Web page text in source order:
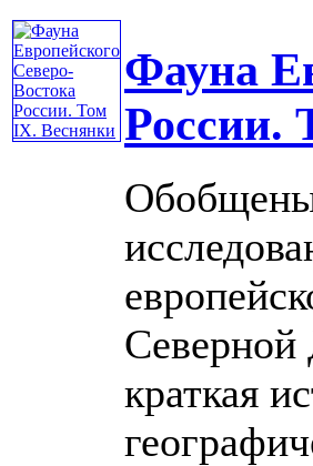
Фауна
России.
Обобщены
краткая